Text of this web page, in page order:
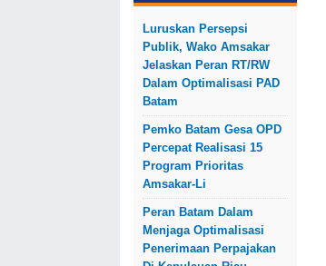
Luruskan Persepsi
Publik, Wako Amsakar
Jelaskan Peran RT/RW
Dalam Optimalisasi PAD
Batam
Pemko Batam Gesa OPD
Percepat Realisasi 15
Program Prioritas
Amsakar-Li
Peran Batam Dalam
Menjaga Optimalisasi
Penerimaan Perpajakan